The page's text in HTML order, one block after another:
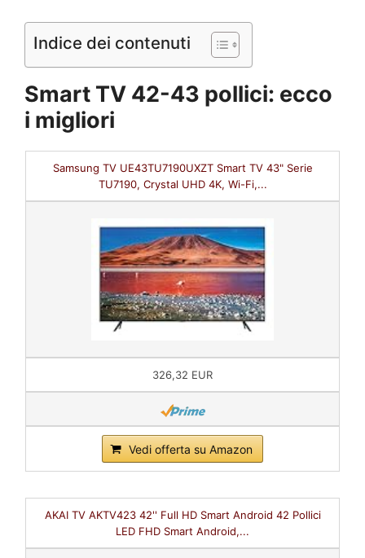
Indice dei contenuti
Smart TV 42-43 pollici: ecco
i migliori
Samsung TV UE43TU7190UXZT Smart TV 43" Serie
TU7190, Crystal UHD 4K, Wi-Fi,...
326,32 EUR
Vedi offerta su Amazon
AKAI TV AKTV423 42'' Full HD Smart Android 42 Pollici
LED FHD Smart Android,...